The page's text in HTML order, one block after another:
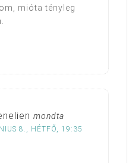
mióta tényleg
mondta
8., HÉTFŐ, 19:35